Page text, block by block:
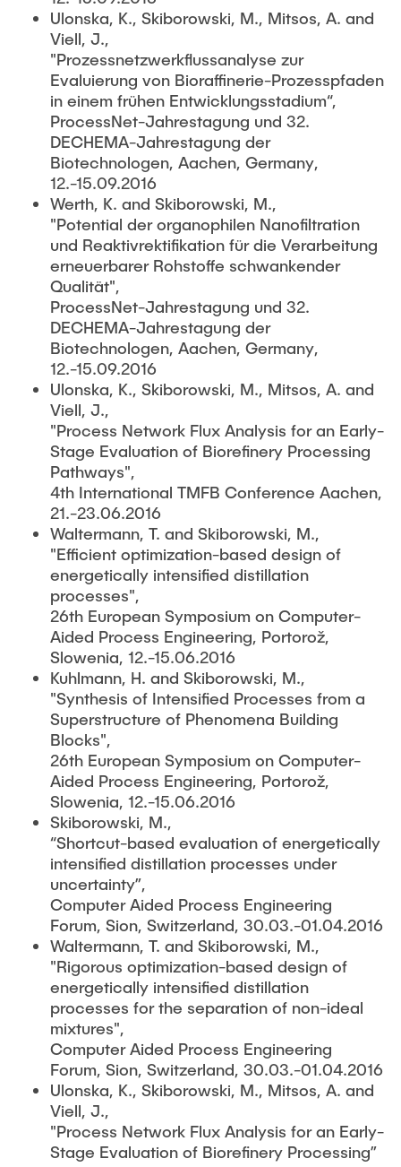
Ulonska, K., Skiborowski, M., Mitsos, A. and
Viell, J.,
"Prozessnetzwerkflussanalyse zur
Evaluierung von Bioraffinerie-Prozesspfaden
in einem frühen Entwicklungsstadium“,
ProcessNet-Jahrestagung und 32.
DECHEMA-Jahrestagung der
Biotechnologen, Aachen, Germany,
12.-15.09.2016
Werth, K. and Skiborowski, M.,
"Potential der organophilen Nanofiltration
und Reaktivrektifikation für die Verarbeitung
erneuerbarer Rohstoffe schwankender
Qualität",
ProcessNet-Jahrestagung und 32.
DECHEMA-Jahrestagung der
Biotechnologen, Aachen, Germany,
12.-15.09.2016
Ulonska, K., Skiborowski, M., Mitsos, A. and
Viell, J.,
"Process Network Flux Analysis for an Early-
Stage Evaluation of Biorefinery Processing
Pathways",
4th International TMFB Conference Aachen,
21.-23.06.2016
Waltermann, T. and Skiborowski, M.,
"Efficient optimization-based design of
energetically intensified distillation
processes",
26th European Symposium on Computer-
Aided Process Engineering, Portorož,
Slowenia, 12.-15.06.2016
Kuhlmann, H. and Skiborowski, M.,
"Synthesis of Intensified Processes from a
Superstructure of Phenomena Building
Blocks",
26th European Symposium on Computer-
Aided Process Engineering, Portorož,
Slowenia, 12.-15.06.2016
Skiborowski, M.,
“Shortcut-based evaluation of energetically
intensified distillation processes under
uncertainty”,
Computer Aided Process Engineering
Forum, Sion, Switzerland, 30.03.-01.04.2016
Waltermann, T. and Skiborowski, M.,
"Rigorous optimization-based design of
energetically intensified distillation
processes for the separation of non-ideal
mixtures",
Computer Aided Process Engineering
Forum, Sion, Switzerland, 30.03.-01.04.2016
Ulonska, K., Skiborowski, M., Mitsos, A. and
Viell, J.,
"Process Network Flux Analysis for an Early-
Stage Evaluation of Biorefinery Processing”